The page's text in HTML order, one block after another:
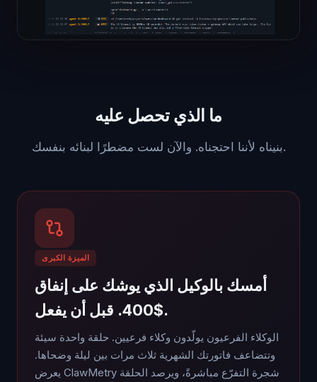
ما الذي تحصل عليه
بنيناه لأننا احتجناه. والآن لست مضطرًا لبنائه بنفسك.
الميزة الكبرى
أمسك بالوكيل الذي يوشك على إنفاق
$400. قبل أن يفعل.
الوكلاء الفرعيون يولّدون وكلاء فرعيين. حلقة واحدة سيئة
وتتضاعف فاتورتك الشهرية ثلاث مرات بين ليلة وضحاها.
يعرض ClawMetry شجرة التفرّع مباشرةً، ويرصد الحلقة